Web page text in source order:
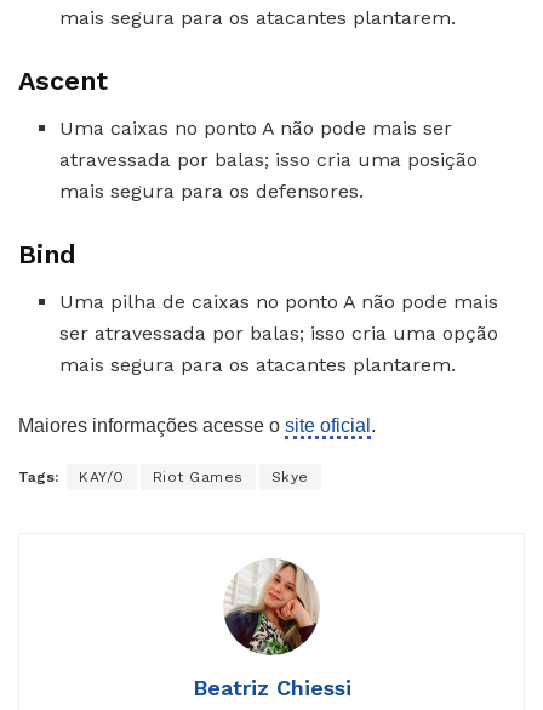
mais segura para os atacantes plantarem.
Ascent
Uma caixas no ponto A não pode mais ser
atravessada por balas; isso cria uma posição
mais segura para os defensores.
Bind
Uma pilha de caixas no ponto A não pode mais
ser atravessada por balas; isso cria uma opção
mais segura para os atacantes plantarem.
Maiores informações acesse o site oficial .
Tags: KAY/O Riot Games Skye
Beatriz Chiessi